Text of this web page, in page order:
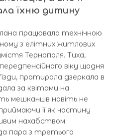
їхню дитину
працювала технічною
з елітних житлових
Тернополя. Тиха,
віку щодня
протирала дзеркала в
за квітами на
мешканців навіть не
її як частину
нахабством
пара з третього